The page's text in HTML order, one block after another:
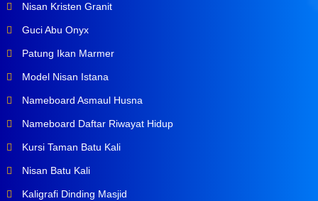
Nisan Kristen Granit
Guci Abu Onyx
Patung Ikan Marmer
Model Nisan Istana
Nameboard Asmaul Husna
Nameboard Daftar Riwayat Hidup
Kursi Taman Batu Kali
Nisan Batu Kali
Kaligrafi Dinding Masjid